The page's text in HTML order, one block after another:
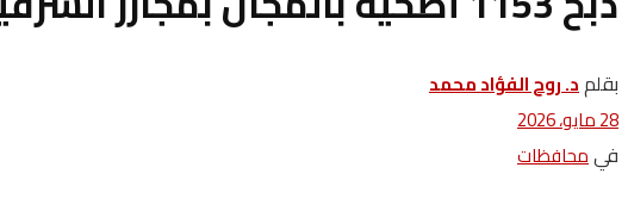
بقلمد. روح الفؤاد محمد
28 مايو، 2026
فيمحافظات